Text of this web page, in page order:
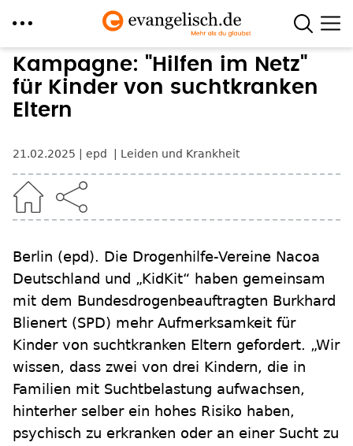
Direkt
zum
Inhalt
Kampagne: "Hilfen im Netz"
für Kinder von suchtkranken
Eltern
21.02.2025 epd Leiden und Krankheit
Berlin (epd). Die Drogenhilfe-Vereine Nacoa
Deutschland und „KidKit“ haben gemeinsam
mit dem Bundesdrogenbeauftragten Burkhard
Blienert (SPD) mehr Aufmerksamkeit für
Kinder von suchtkranken Eltern gefordert. „Wir
wissen, dass zwei von drei Kindern, die in
Familien mit Suchtbelastung aufwachsen,
hinterher selber ein hohes Risiko haben,
psychisch zu erkranken oder an einer Sucht zu